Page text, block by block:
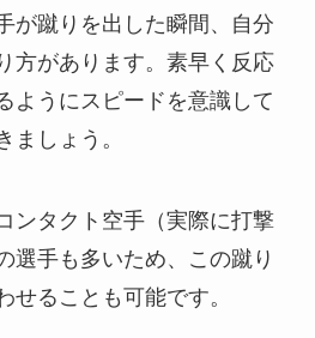
が蹴りを出した瞬間、自分
方があります。素早く反応
ようにスピードを意識して
ましょう。
ンタクト空手（実際に打撃
選手も多いため、この蹴り
せることも可能です。